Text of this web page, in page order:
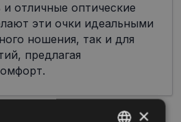
отличные оптические
эти очки идеальными
ношения, так и для
предлагая
×